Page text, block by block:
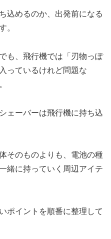
込めるのか、出発前になる
。
も、飛行機では「刃物っぽ
っているけれど問題な
ェーバーは飛行機に持ち込
そのものよりも、電池の種
緒に持っていく周辺アイテ
ポイントを順番に整理して